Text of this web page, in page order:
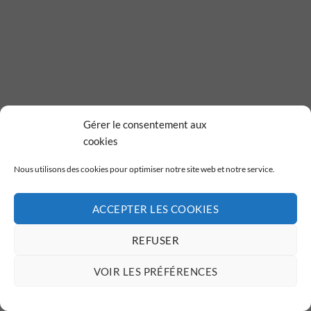
Gérer le consentement aux
cookies
Nous utilisons des cookies pour optimiser notre site web et notre service.
ACCEPTER LES COOKIES
REFUSER
VOIR LES PRÉFÉRENCES